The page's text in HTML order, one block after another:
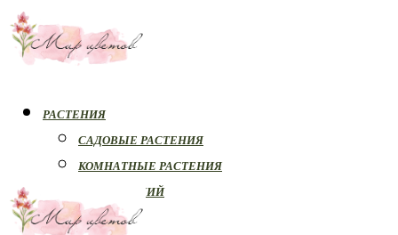
РАСТЕНИЯ
САДОВЫЕ РАСТЕНИЯ
КОМНАТНЫЕ РАСТЕНИЯ
БОЛЕЗНИ РАСТЕНИЙ
ОРХИДЕИ